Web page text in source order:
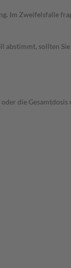
Im Zweifelsfalle
sollten
die